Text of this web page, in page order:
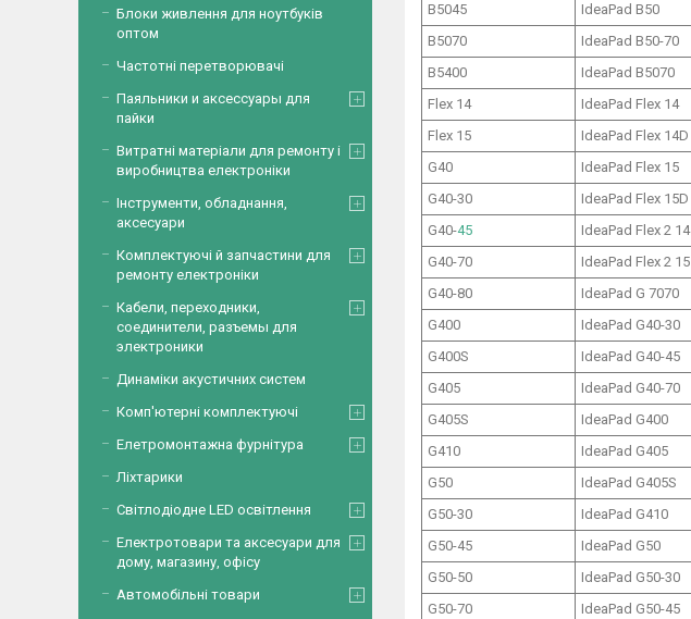
B5045
IdeaPad B50
B5070
IdeaPad B50-70
B5400
IdeaPad B5070
Flex 14
IdeaPad Flex 14
Flex 15
IdeaPad Flex 14D
G40
IdeaPad Flex 15
G40-30
IdeaPad Flex 15D
G40-45 IdeaPad Flex 2 14
G40-70
IdeaPad Flex 2 15
G40-80
IdeaPad G 7070
G400
IdeaPad G40-30
G400S
IdeaPad G40-45
G405
IdeaPad G40-70
G405S
IdeaPad G400
G410
IdeaPad G405
G50
IdeaPad G405S
G50-30
IdeaPad G410
G50-45
IdeaPad G50
G50-50
IdeaPad G50-30
G50-70
IdeaPad G50-45
Блоки живлення для ноутбуків
оптом
Частотні перетворювачі
Паяльники и аксессуары для
пайки
Витратні матеріали для ремонту і
виробництва електроніки
Інструменти, обладнання,
аксесуари
Комплектуючі й запчастини для
ремонту електроніки
Кабели, переходники,
соединители, разъемы для
электроники
Динаміки акустичних систем
Комп'ютерні комплектуючі
Елетромонтажна фурнітура
Ліхтарики
Світлодіодне LED освітлення
Електротовари та аксесуари для
дому, магазину, офісу
Автомобільні товари